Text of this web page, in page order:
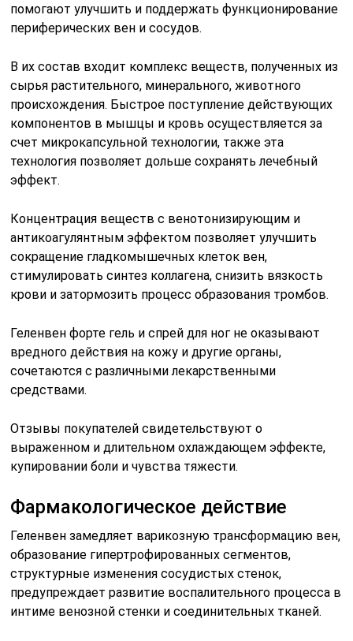
помогают улучшить и поддержать функционирование
периферических вен и сосудов.
В их состав входит комплекс веществ, полученных из
сырья растительного, минерального, животного
происхождения. Быстрое поступление действующих
компонентов в мышцы и кровь осуществляется за
счет микрокапсульной технологии, также эта
технология позволяет дольше сохранять лечебный
эффект.
Концентрация веществ с венотонизирующим и
антикоагулянтным эффектом позволяет улучшить
сокращение гладкомышечных клеток вен,
стимулировать синтез коллагена, снизить вязкость
крови и затормозить процесс образования тромбов.
Геленвен форте гель и спрей для ног не оказывают
вредного действия на кожу и другие органы,
сочетаются с различными лекарственными
средствами.
Отзывы покупателей свидетельствуют о
выраженном и длительном охлаждающем эффекте,
купировании боли и чувства тяжести.
Фармакологическое действие
Геленвен замедляет варикозную трансформацию вен,
образование гипертрофированных сегментов,
структурные изменения сосудистых стенок,
предупреждает развитие воспалительного процесса в
интиме венозной стенки и соединительных тканей.